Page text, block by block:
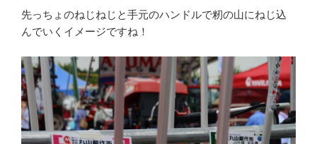
先っちょのねじねじと手元のハンドルで籾の山にねじ込
んでいくイメージですね！